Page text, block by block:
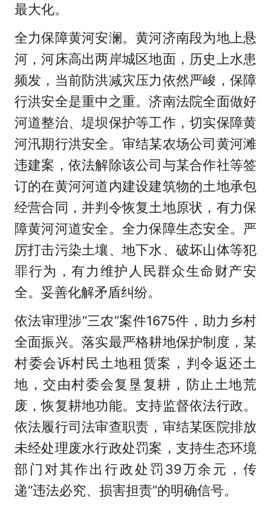
最大化。
全力保障黄河安澜。黄河济南段为地上悬
河，河床高出两岸城区地面，历史上水患
频发，当前防洪减灾压力依然严峻，保障
行洪安全是重中之重。济南法院全面做好
河道整治、堤坝保护等工作，切实保障黄
河汛期行洪安全。审结某农场公司黄河滩
违建案，依法解除该公司与某合作社等签
订的在黄河河道内建设建筑物的土地承包
经营合同，并判令恢复土地原状，有力保
障黄河河道安全。全力保障生态安全。严
厉打击污染土壤、地下水、破坏山体等犯
罪行为，有力维护人民群众生命财产安
全。妥善化解矛盾纠纷。
依法审理涉“三农”案件1675件，助力乡村
全面振兴。落实最严格耕地保护制度，某
村委会诉村民土地租赁案，判令返还土
地，交由村委会复垦复耕，防止土地荒
废，恢复耕地功能。支持监督依法行政。
依法履行司法审查职责，审结某医院排放
未经处理废水行政处罚案，支持生态环境
部门对其作出行政处罚 39万余元，传
递“违法必究、损害担责”的明确信号。